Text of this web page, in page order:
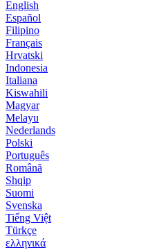
English
Español
Filipino
Français
Hrvatski
Indonesia
Italiana
Kiswahili
Magyar
Melayu
Nederlands
Polski
Português
Română
Shqip
Suomi
Svenska
Tiếng Việt
Türkçe
ελληνικά